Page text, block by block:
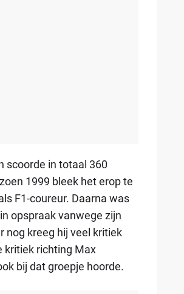
scoorde in totaal 360
1999 bleek het erop te
F1-coureur. Daarna was
opspraak vanwege zijn
nog kreeg hij veel kritiek
kritiek richting Max
bij dat groepje hoorde.